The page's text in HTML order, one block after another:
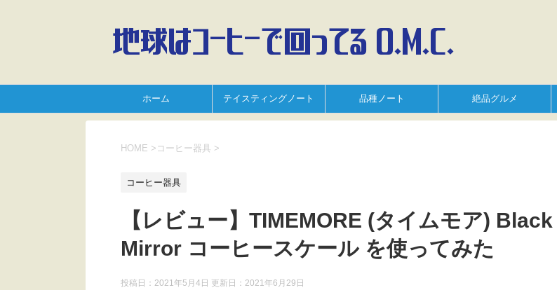
ホーム テイスティングノート 品種ノート 絶品グルメ
HOME > コーヒー器具 >
コーヒー器具
【レビュー】TIMEMORE (タイムモア) Black
Mirror コーヒースケール を使ってみた
投稿日：2021年5月4日 更新日： 2021年6月29日